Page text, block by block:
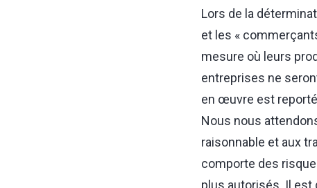
Lors de la
et les «
mesure où leurs
entreprises ne
en œuvre est
Nous nous
raisonnable et aux
comporte des
plus autorisés. Il